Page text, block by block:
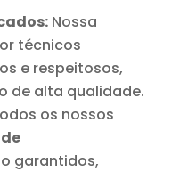
Nossa
técnicos
e respeitosos,
de alta qualidade.
os nossos
garantidos,